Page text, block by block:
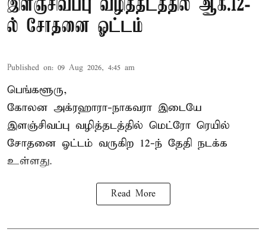
இளஞ்சிவப்பு வழித்தடத்தில் ஆக.12-
ல் சோதனை ஓட்டம்
Published on: 09 Aug 2026, 4:45 am
பெங்களூரு,
கோலன அக்ரஹாரா-நாகவரா இடையே
இளஞ்சிவப்பு வழித்தடத்தில் மெட்ரோ ரெயில்
சோதனை ஓட்டம் வருகிற 12-ந் தேதி நடக்க
உள்ளது.
Read More